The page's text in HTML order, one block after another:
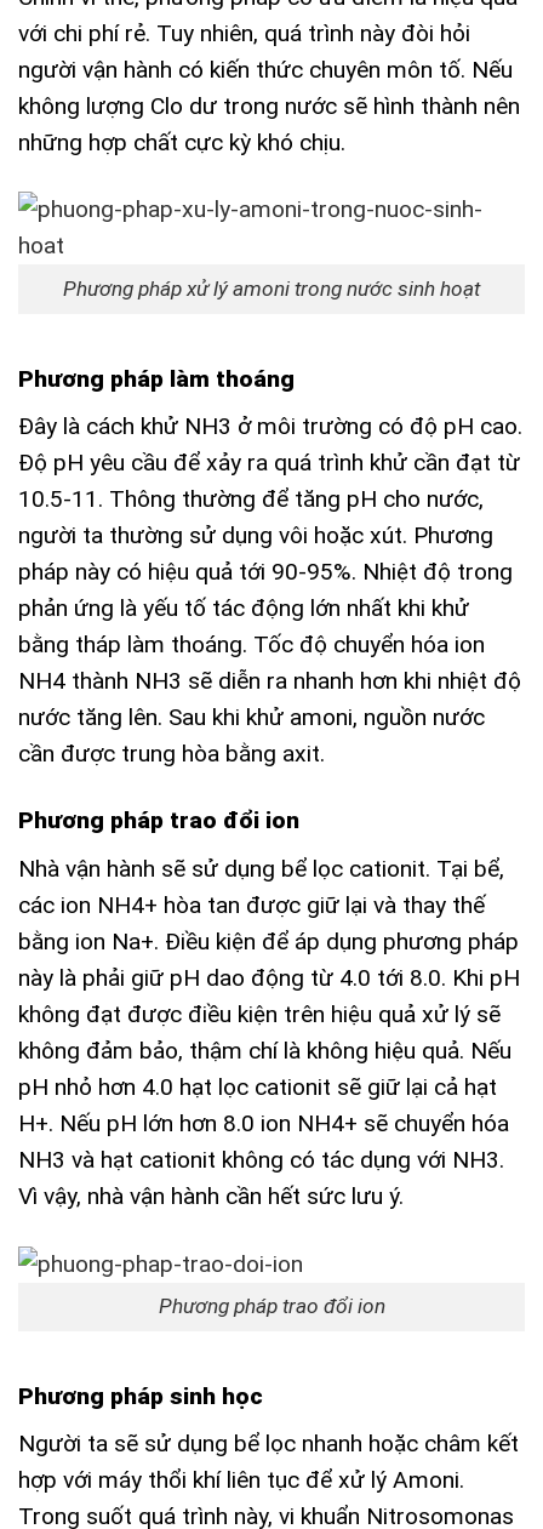
với chi phí rẻ. Tuy nhiên, quá trình này đòi hỏi
người vận hành có kiến thức chuyên môn tố. Nếu
không lượng Clo dư trong nước sẽ hình thành nên
những hợp chất cực kỳ khó chịu.
Phương pháp xử lý amoni trong nước sinh hoạt
Phương pháp làm thoáng
Đây là cách khử NH3 ở môi trường có độ pH cao.
Độ pH yêu cầu để xảy ra quá trình khử cần đạt từ
10.5-11. Thông thường để tăng pH cho nước,
người ta thường sử dụng vôi hoặc xút. Phương
pháp này có hiệu quả tới 90-95%. Nhiệt độ trong
phản ứng là yếu tố tác động lớn nhất khi khử
bằng tháp làm thoáng. Tốc độ chuyển hóa ion
NH4 thành NH3 sẽ diễn ra nhanh hơn khi nhiệt độ
nước tăng lên. Sau khi khử amoni, nguồn nước
cần được trung hòa bằng axit.
Phương pháp trao đổi ion
Nhà vận hành sẽ sử dụng bể lọc cationit. Tại bể,
các ion NH4+ hòa tan được giữ lại và thay thế
bằng ion Na+. Điều kiện để áp dụng phương pháp
này là phải giữ pH dao động từ 4.0 tới 8.0. Khi pH
không đạt được điều kiện trên hiệu quả xử lý sẽ
không đảm bảo, thậm chí là không hiệu quả. Nếu
pH nhỏ hơn 4.0 hạt lọc cationit sẽ giữ lại cả hạt
H+. Nếu pH lớn hơn 8.0 ion NH4+ sẽ chuyển hóa
NH3 và hạt cationit không có tác dụng với NH3.
Vì vậy, nhà vận hành cần hết sức lưu ý.
Phương pháp trao đổi ion
Phương pháp sinh học
Người ta sẽ sử dụng bể lọc nhanh hoặc châm kết
hợp với máy thổi khí liên tục để xử lý Amoni.
Trong suốt quá trình này, vi khuẩn Nitrosomonas